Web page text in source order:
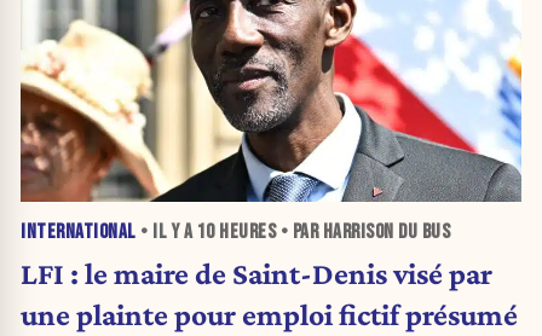
INTERNATIONAL • IL Y A 10 HEURES• PAR HARRISON DU BUS
LFI : le maire de Saint-Denis visé par
une plainte pour emploi fictif présumé